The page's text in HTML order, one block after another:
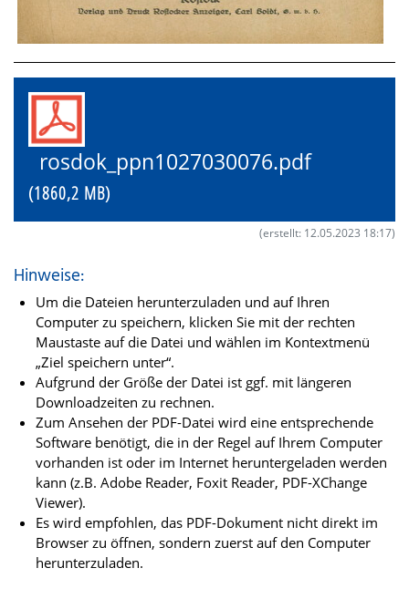
rosdok_ppn1027030076.pdf
(1860,2 MB)
(erstellt: 12.05.2023 18:17)
Hinweise:
Um die Dateien herunterzuladen und auf Ihren
Computer zu speichern, klicken Sie mit der rechten
Maustaste auf die Datei und wählen im Kontextmenü
„Ziel speichern unter“.
Aufgrund der Größe der Datei ist ggf. mit längeren
Downloadzeiten zu rechnen.
Zum Ansehen der PDF-Datei wird eine entsprechende
Software benötigt, die in der Regel auf Ihrem Computer
vorhanden ist oder im Internet heruntergeladen werden
kann (z.B. Adobe Reader, Foxit Reader, PDF-XChange
Viewer).
Es wird empfohlen, das PDF-Dokument nicht direkt im
Browser zu öffnen, sondern zuerst auf den Computer
herunterzuladen.